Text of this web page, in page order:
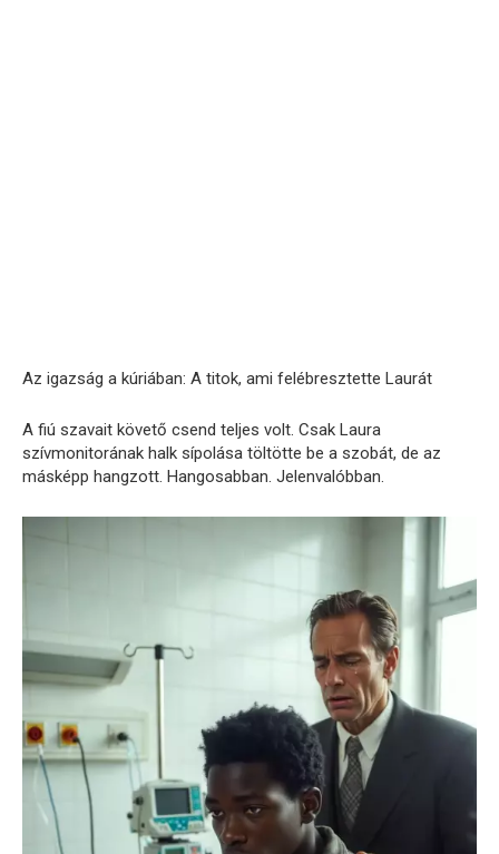
Az igazság a kúriában: A titok, ami felébresztette Laurát
A fiú szavait követő csend teljes volt. Csak Laura
szívmonitorának halk sípolása töltötte be a szobát, de az
másképp hangzott. Hangosabban. Jelenvalóbban.